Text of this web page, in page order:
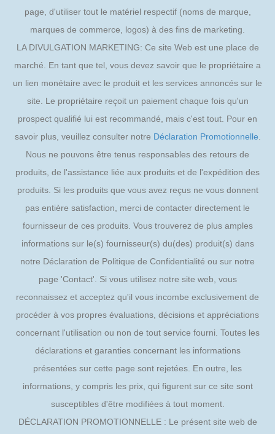
page, d'utiliser tout le matériel respectif (noms de marque,
marques de commerce, logos) à des fins de marketing.
LA DIVULGATION MARKETING: Ce site Web est une place de
marché. En tant que tel, vous devez savoir que le propriétaire a
un lien monétaire avec le produit et les services annoncés sur le
site. Le propriétaire reçoit un paiement chaque fois qu'un
prospect qualifié lui est recommandé, mais c'est tout. Pour en
savoir plus, veuillez consulter notre Déclaration Promotionnelle
Nous ne pouvons être tenus responsables des retours de
produits, de l'assistance liée aux produits et de l'expédition des
produits. Si les produits que vous avez reçus ne vous donnent
pas entière satisfaction, merci de contacter directement le
fournisseur de ces produits. Vous trouverez de plus amples
informations sur le(s) fournisseur(s) du(des) produit(s) dans
notre Déclaration de Politique de Confidentialité ou sur notre
page 'Contact'. Si vous utilisez notre site web, vous
reconnaissez et acceptez qu'il vous incombe exclusivement de
procéder à vos propres évaluations, décisions et appréciations
concernant l'utilisation ou non de tout service fourni. Toutes les
déclarations et garanties concernant les informations
présentées sur cette page sont rejetées. En outre, les
informations, y compris les prix, qui figurent sur ce site sont
susceptibles d'être modifiées à tout moment.
DÉCLARATION PROMOTIONNELLE : Le présent site web de